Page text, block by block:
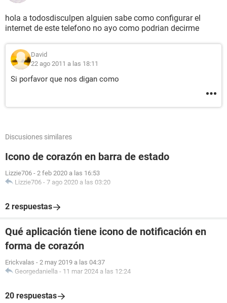
hola a todosdisculpen alguien sabe como configurar el
internet de este telefono no ayo como podrian decirme
David
22 ago 2011 a las 18:11
Si porfavor que nos digan como
Discusiones similares
Icono de corazón en barra de estado
Lizzie706 - 2 feb 2020 a las 16:53
Lizzie706 - 7 ago 2020 a las 03:20
2 respuestas
Qué aplicación tiene icono de notificación en
forma de corazón
Erickvalas - 2 may 2019 a las 04:37
Georgedaniella - 11 mar 2024 a las 12:24
20 respuestas